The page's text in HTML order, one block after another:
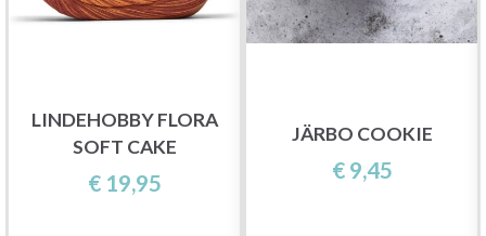
LINDEHOBBY FLORA
SOFT CAKE
€ 19,95
JÄRBO COOKIE
€ 9,45